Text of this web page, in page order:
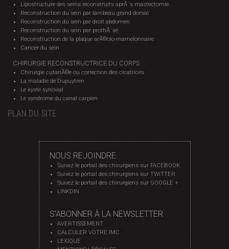
Lipostructure des seins reconstruits aprÃ¨s mastectomie
Reconstruction du sein par lambeau grand dorsal
Reconstruction du sein par droit abdomen
Reconstruction du sein par prothÃ¨se
Reconstruction de la plaque arÃ©olo-mamelonnaire
Cancer du sein
CHIRURGIE RECONSTRUCTRICE DU CORPS
Chirurgie cutanÃ©e ou correction des cicatrices
La maladie de Dupuytren
Le kyste synovial
Le syndrome du canal carpien
PLAN DU SITE
NOUS REJOINDRE
Suivez le portail des chirurgiens sur FACEBOOK
Suivez le portail des chirurgiens sur TWITTER
Suivez le portail des chirurgiens sur GOOGLE +
LINKDIN
S'ABONNER À LA NEWSLETTER
AVERTISSEMENT
CALCULER VOTRE IMC
LEXIQUE